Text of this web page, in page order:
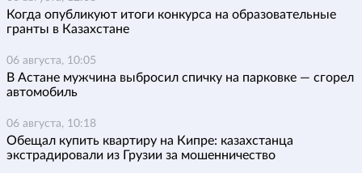
Когда опубликуют итоги конкурса на образовательные
гранты в Казахстане
06 августа, 10:05
В Астане мужчина выбросил спичку на парковке — сгорел
автомобиль
06 августа, 10:18
Обещал купить квартиру на Кипре: казахстанца
экстрадировали из Грузии за мошенничество